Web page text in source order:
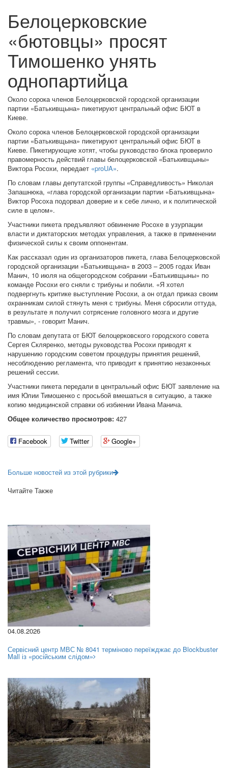
Белоцерковские
«бютовцы» просят
Тимошенко унять
однопартийца
Около сорока членов Белоцерковской городской организации
партии «Батькивщына» пикетируют центральный офис БЮТ в
Киеве.
Около сорока членов Белоцерковской городской организации
партии «Батькивщына» пикетируют центральный офис БЮТ в
Киеве. Пикетирующие хотят, чтобы руководство блока проверило
правомерность действий главы белоцерковской «Батькивщыны»
Виктора Росохи, передает «proUA».
По словам главы депутатской группы «Справедливость» Николая
Запашнюка, «глава городской организации партии «Батькивщына»
Виктор Росоха подорвал доверие и к себе лично, и к политической
силе в целом».
Участники пикета предъявляют обвинение Росохе в узурпации
власти и диктаторских методах управления, а также в применении
физической силы к своим оппонентам.
Как рассказал один из организаторов пикета, глава Белоцерковской
городской организации «Батькивщына» в 2003 – 2005 годах Иван
Манич, 10 июля на общегородском собрании «Батькивщыны» по
команде Росохи его сняли с трибуны и побили. «Я хотел
подвергнуть критике выступление Росохи, а он отдал приказ своим
охранникам силой стянуть меня с трибуны. Меня сбросили оттуда,
в результате я получил сотрясение головного мозга и другие
травмы», - говорит Манич.
По словам депутата от БЮТ белоцерковского городского совета
Сергея Скляренко, методы руководства Росохи приводят к
нарушению городским советом процедуры принятия решений,
несоблюдению регламента, что приводит к принятию незаконных
решений сессии.
Участники пикета передали в центральный офис БЮТ заявление на
имя Юлии Тимошенко с просьбой вмешаться в ситуацию, а также
копию медицинской справки об избиении Ивана Манича.
Общее количество просмотров: 427
Facebook Twitter Google+
Больше новостей из этой рубрики
Читайте Также
04.08.2026
Сервісний центр МВС № 8041 терміново переїжджає до Blockbuster
Mall із «російським слідом»